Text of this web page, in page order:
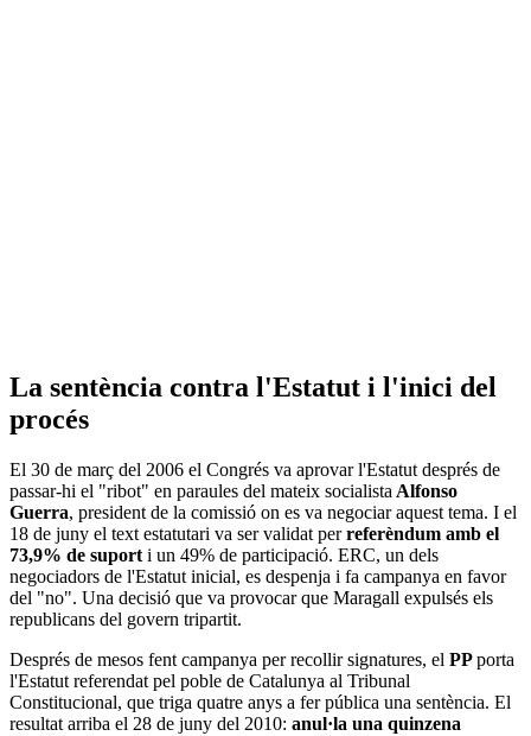
La sentència contra l'Estatut i l'inici del
procés
El 30 de març del 2006 el Congrés va aprovar l'Estatut després de
passar-hi el "ribot" en paraules del mateix socialista Alfonso
Guerra, president de la comissió on es va negociar aquest tema. I el
18 de juny el text estatutari va ser validat perreferèndum amb el
73,9% de suport i un 49% de participació. ERC, un dels
negociadors de l'Estatut inicial, es despenja i fa campanya en favor
del "no". Una decisió que va provocar que Maragall expulsés els
republicans del govern tripartit.
Després de mesos fent campanya per recollir signatures, el PPporta
l'Estatut referendat pel poble de Catalunya al Tribunal
Constitucional, que triga quatre anys a fer pública una sentència. El
resultat arriba el 28 de juny del 2010: anul·la una quinzena